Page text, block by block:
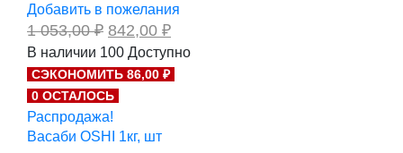
Добавить в пожелания
1 053,00₽ Первоначальная
цена
составляла
1
053,00 ₽.
842,00 ₽Текущая
цена:
842,00 ₽.
В наличии 100 Доступно
СЭКОНОМИТЬ 86,00 ₽
0 ОСТАЛОСЬ
Распродажа!
Васаби OSHI 1кг, шт